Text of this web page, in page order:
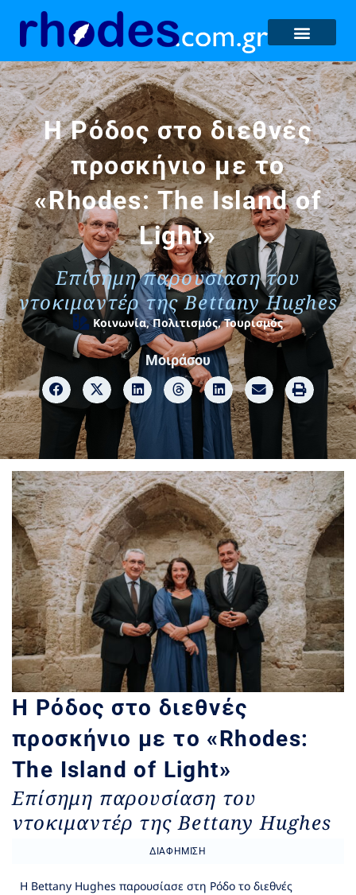
Η Ρόδος στο διεθνές
προσκήνιο με το
«Rhodes: The Island of
Light»
Επίσημη παρουσίαση του
ντοκιμαντέρ της Bettany Hughes
Κοινωνία,Πολιτισμός,Τουρισμός
Μοιράσου
Η Ρόδος στο διεθνές
προσκήνιο με το «Rhodes:
The Island of Light»
Επίσημη παρουσίαση του
ντοκιμαντέρ της Bettany Hughes
ΔΙΑΦΉΜΙΣΗ
Η Bettany Hughes παρουσίασε στη Ρόδο το διεθνές